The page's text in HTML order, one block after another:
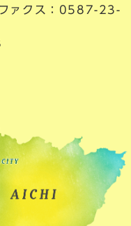
ァクス：0587-23-